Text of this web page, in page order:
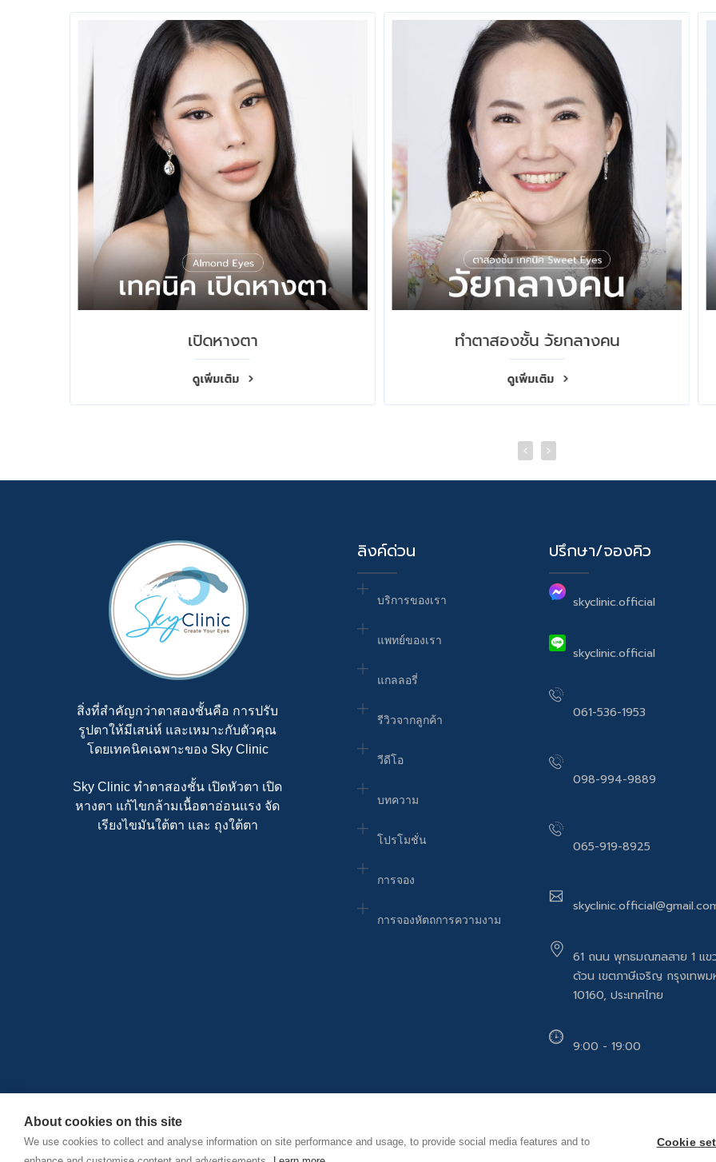
About cookies on this site
We use cookies to collect and analyse information on site performance and usage, to provide social media features and to
Cookie
ทำตาสองชั้น วัยกลางคน
ดูเพิ่มเติม
ทำตาสองชั้น ผู้ชาย
ดูเพิ่มเติม
สิ่งที่สำคัญกว่าตาสองชั้นคือ การปรับ
รูปตาให้มีเสน่ห์ และเหมาะกับตัวคุณ
โดยเทคนิคเฉพาะของ Sky Clinic
Sky Clinic ทำตาสองชั้น เปิดหัวตา เปิด
หางตา แก้ไขกล้ามเนื้อตาอ่อนแรง จัด
เรียงไขมันใต้ตา และ ถุงใต้ตา
ลิงค์ด่วน
บริการของเรา
แพทย์ของเรา
แกลลอรี่
รีวิวจากลูกค้า
วีดีโอ
บทความ
โปรโมชั่น
การจอง
การจองหัตถการความงาม
ปรึกษา/จองคิว
skyclinic.official
skyclinic.official
061-536-1953
098-994-9889
065-919-8925
61 ถนน พุทธมณฑลสาย 1 แข
ด้วน เขตภาษีเจริญ กรุงเทพม
10160, ประเทศไทย
9:00 - 19:00
Copyrights © Sky Clinic | Powered by saiumporn5.com